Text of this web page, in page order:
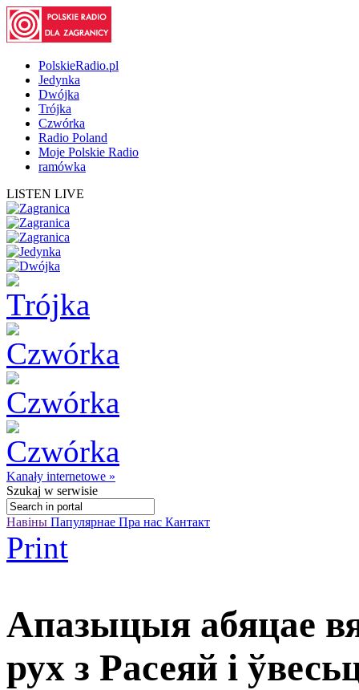
PolskieRadio.pl
Jedynka
Dwójka
Trójka
Czwórka
Radio Poland
Moje Polskie Radio
ramówka
LISTEN LIVE
Kanały internetowe »
Szukaj w serwisie
Навіны Папулярнае Пра нас Кантакт
Print
Апазыцыя абяцае
рух з Расеяй і